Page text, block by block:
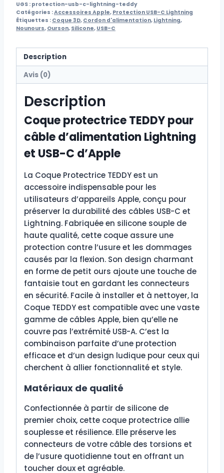
UGS : protection-usb-c-lightning-teddy
Catégories :Accessoires Apple, Protection USB-C Lightning
Étiquettes : Coque 3D, Cordon d'alimentation, Lightning,
Nounours, Ourson, Silicone, USB-C
Description
Avis (0)
Description
Coque protectrice TEDDY pour
câble d’alimentation Lightning
et USB-C d’Apple
La Coque Protectrice TEDDY est un
accessoire indispensable pour les
utilisateurs d’appareils Apple, conçu pour
préserver la durabilité des câbles USB-C et
Lightning. Fabriquée en silicone souple de
haute qualité, cette coque assure une
protection contre l’usure et les dommages
causés par la flexion. Son design charmant
en forme de petit ours ajoute une touche de
fantaisie tout en gardant les connecteurs
en sécurité. Facile à installer et à nettoyer, la
Coque TEDDY est compatible avec une vaste
gamme de câbles Apple, bien qu’elle ne
couvre pas l’extrémité USB-A. C’est la
combinaison parfaite d’une protection
efficace et d’un design ludique pour ceux qui
cherchent à allier fonctionnalité et style.
Matériaux de qualité
Confectionnée à partir de silicone de
premier choix, cette coque protectrice allie
souplesse et résilience. Elle préserve les
connecteurs de votre câble des torsions et
de l’usure quotidienne tout en offrant un
toucher doux et agréable.